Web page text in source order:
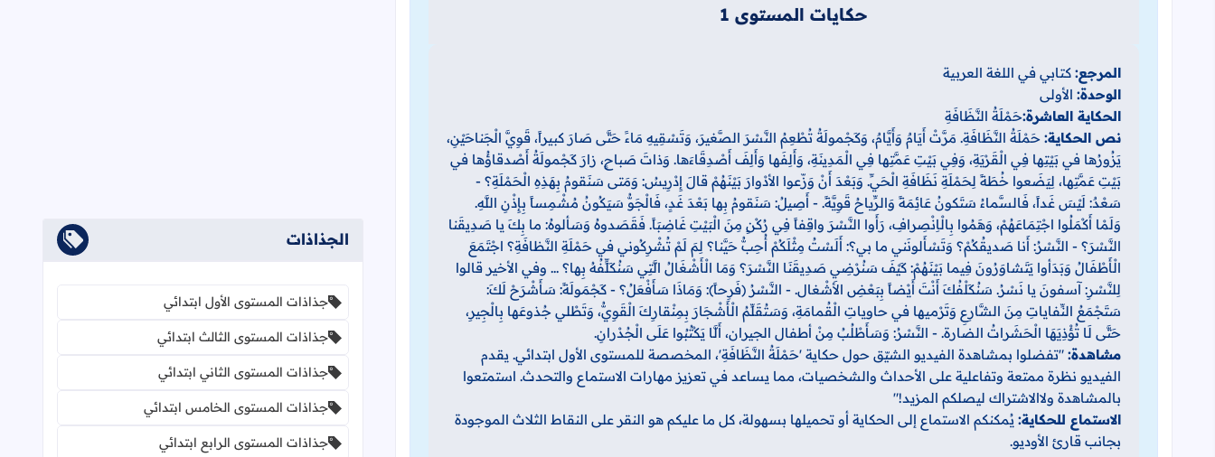
حكايات المستوى 1
المرجع: كتابي في اللغة العربية
الوحدة: الأولى
الحكاية العاشرة:حَمْلَةُ النَّظَافَةِ
نص الحكاية: حَمْلَةُ النَّظَافَةِ. مَرَّتْ أَيَامٌ وَأَيَّامٌ، وَكَجْمولَةُ تُطْعِمُ النَّسْرَ الصَّغيرَ، وَتَسْقِيهِ مَاءً حَتَّى صَارَ كبيراً، قَوِيَّ الْجَناحَيْنِ،
يَزُورُها في بَيْتِها فِي الْقَرْيَةِ، وَفِي بَيْتِ عَمَّتِها فِي الْمَدِينَةِ، وَأَلِفَها وَأَلِفَ أَصْدِقَاءَها. وَذاتَ صَباحٍ، زارَ كَجْمولَةُ أَصْدقاؤُها في
بَيْتِ عَمَّتِها، لِيَضَعوا خُطَةً لِحَمْلَةِ نَظَافَةِ الْحَيِّ. وَبَعْدَ أَنْ وَزّعوا الأدْوارَ بَيْنَهُمْ قالَ إِدْرِيسُ: وَمَتى سَنَقومُ بِهَذِهِ الْحَمْلَةِ؟ -
سَعْدٌ: لَيْسَ غَداً، فَالسَّماءُ سَتَكونُ عَائِمَةً وَالرِّياحُ قَوِيَّةً. - أَصِيلُ: سَنَقومُ بِها بَعْدَ غَدٍ، فَالْجَوُّ سَيَكُونُ مُشْمِساً بِإِذْنِ اللَّهِ.
وَلَمْا أَكْمَلُوا اجْتِمَاعَهُمْ، وَهَمُوا بِالْاِنْصِرافِ، رَأَوا النَّسْرَ واقِفاً فِي رُكْنٍ مِنَ الْبَيْتِ غَاضِبَاً. فَقَصَدوهُ وَسَألوهُ: ما بِكَ يا صَدِيقَنا
النَّسْرَ؟ - النَّسْرُ: أَنا صَديقُكُمْ؟ وَتَسْأَلونَني ما بي؟: أَلَسْتُ مِثْلَكُمْ أُحِبُّ حَيَّنا؟ لِمَ لَمْ تُشْرِكُوني في حَمْلَةِ النَّظافَةِ؟ اجْتَمَعَ
الْأَطْفَالُ وَبَدَأوا يَتَشاوَرُونَ فِيما بَيْنَهُمْ: كَيْفَ سَنُرْضِي صَدِيقَنَا النَّسْرَ؟ وَمَا الْأَشْغَالُ الَّتِي سَنُكَلٍّفُهُ بِها؟ ... وفي الأخير قالوا
لِلنَّسْرِ: آسفونَ يا نَسْرُ. سَنُكَلْفُكَ أَنْتَ أَيْضاً بِبَعْضِ الأَشْغال. - النَّسْرُ (فَرِحاً): وَمَاذَا سَأَفْعَلُ؟ - كَجْمَولَةً: سَأَشْرَحْ لَكَ:
سَتَجْمَعُ النِّفاياتِ مِنَ الشَّارِعِ وَتَرْميها في حاوياتِ الْقُمامَةِ، وَسَتُقَلِّمُ الْأَشْجَارَ بِمِنْقارِكَ الْقَوِيُّ، وَتَطْلي جُذوعَها بِالْجِيرِ،
حَتَّى لَا تُؤْذِيَهَا الْحَشَراتُ الضارة. - النَّسْرُ: وَسَأَطْلُبُ مِنْ أطفال الجيران، أَلَّا يَكْتُبُوا عَلَى الْجُدْرانِ.
مشاهدة: "تفضلوا بمشاهدة الفيديو الشيّق حول حكاية 'حَمْلَةُ النَّظَافَةِ'، المخصصة للمستوى الأول ابتدائي. يقدم
الفيديو نظرة ممتعة وتفاعلية على الأحداث والشخصيات، مما يساعد في تعزيز مهارات الاستماع والتحدث. استمتعوا
بالمشاهدة ولاالاشتراك ليصلكم المزيد!"
الاستماع للحكاية: يُمكنكم الاستماع إلى الحكاية أو تحميلها بسهولة، كل ما عليكم هو النقر على النقاط الثلاث الموجودة
بجانب قارئ الأوديو.
الجذاذات
جذاذات المستوى الأول ابتدائي
جذاذات المستوى الثالث ابتدائي
جذاذات المستوى الثاني ابتدائي
جذاذات المستوى الخامس ابتدائي
جذاذات المستوى الرابع ابتدائي